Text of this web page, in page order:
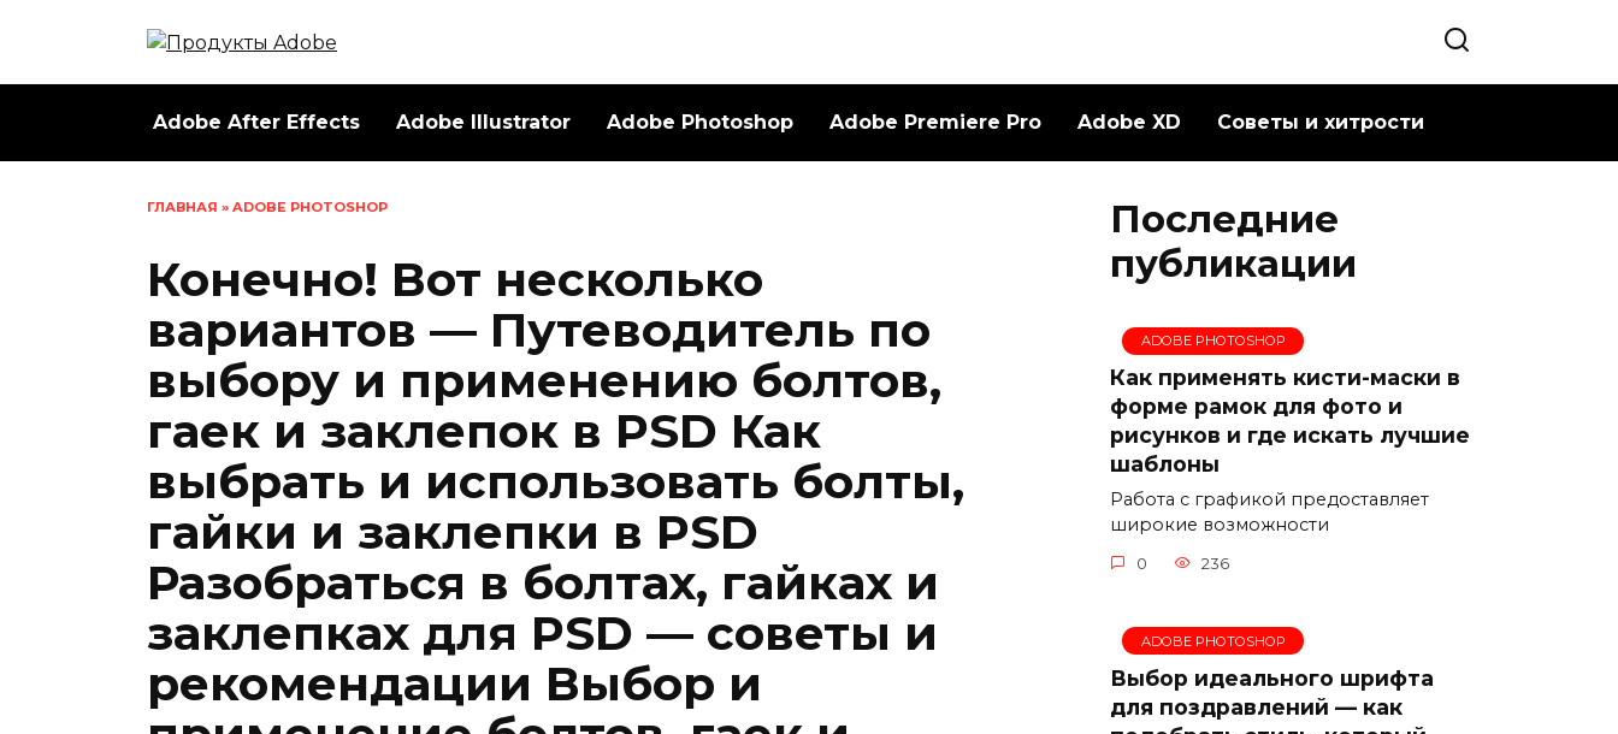
Adobe After Effects Adobe Illustrator Adobe Photoshop Adobe Premiere Pro Adobe XD Советы и хитрости
ГЛАВНАЯ » ADOBE PHOTOSHOP
Конечно! Вот несколько
вариантов — Путеводитель по
выбору и применению болтов,
гаек и заклепок в PSD Как
выбрать и использовать болты,
гайки и заклепки в PSD
Разобраться в болтах, гайках и
заклепках для PSD — советы и
рекомендации Выбор и
Последние
публикации
ADOBE PHOTOSHOP
Как применять кисти-маски в
форме рамок для фото и
рисунков и где искать лучшие
шаблоны
Работа с графикой предоставляет
широкие возможности
0 236
ADOBE PHOTOSHOP
Выбор идеального шрифта
для поздравлений — как